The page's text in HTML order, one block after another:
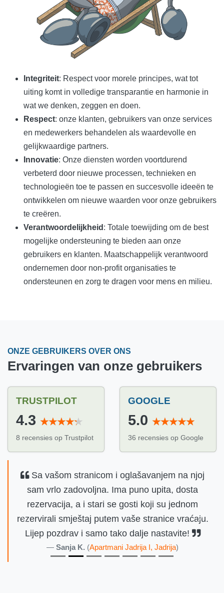
Integriteit: Respect voor morele principes, wat tot
uiting komt in volledige transparantie en harmonie in
wat we denken, zeggen en doen.
Respect: onze klanten, gebruikers van onze services
en medewerkers behandelen als waardevolle en
gelijkwaardige partners.
Innovatie: Onze diensten worden voortdurend
verbeterd door nieuwe processen, technieken en
technologieën toe te passen en succesvolle ideeën te
ontwikkelen om nieuwe waarden voor onze gebruikers
te creëren.
Verantwoordelijkheid : Totale toewijding om de best
mogelijke ondersteuning te bieden aan onze
gebruikers en klanten. Maatschappelijk verantwoord
ondernemen door non-profit organisaties te
ondersteunen en zorg te dragen voor mens en milieu.
ONZE GEBRUIKERS OVER ONS
Ervaringen van onze gebruikers
TRUSTPILOT
4.3
8 recensies op Trustpilot
GOOGLE
5.0
36 recensies op Google
Sa vašom stranicom i oglašavanjem na njoj
sam vrlo zadovoljna. Ima puno upita, dosta
rezervacija, a i stari se gosti koji su jednom
rezervirali smještaj putem vaše stranice vraćaju.
Lijep pozdrav i samo tako dalje nastavite!
Sanja K. (Apartmani Jadrija I, Jadrija)
Vorige